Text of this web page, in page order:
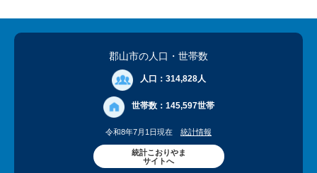
郡山市の人口 ・世帯数
人口： 314,828人
世帯数： 145,597世帯
令和8年7月1日現在 統計情報
統計こおりやま
サイトへ